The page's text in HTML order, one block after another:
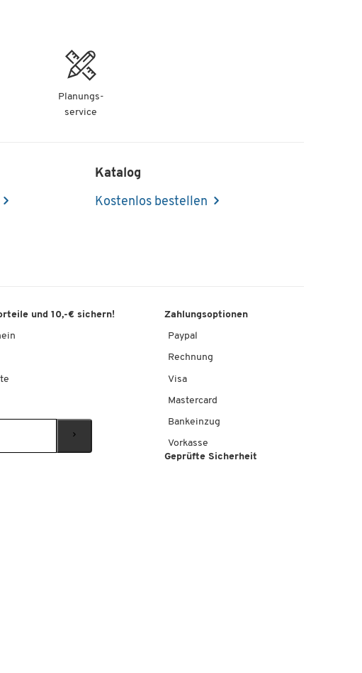
Planungs-
service
Katalog
Kostenlos bestellen
und 10,-€ sichern! Zahlungsoptionen
Paypal
Rechnung
Visa
Mastercard
Bankeinzug
Vorkasse
Geprüfte Sicherheit